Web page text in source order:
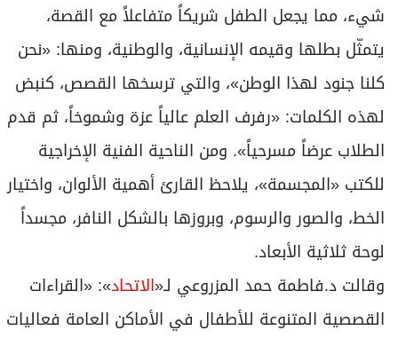
شيء، مما يجعل الطفل شريكاً متفاعلاً مع القصة،
يتمثّل بطلها وقيمه الإنسانية، والوطنية، ومنها: «نحن
كلنا جنود لهذا الوطن»، والتي ترسخها القصص، كنبض
لهذه الكلمات: «رفرف العلم عالياً عزة وشموخاً، ثم قدم
الطلاب عرضاً مسرحياً». ومن الناحية الفنية الإخراجية
للكتب «المجسمة»، يلاحظ القارئ أهمية الألوان، واختيار
الخط، والصور والرسوم، وبروزها بالشكل النافر، مجسداً
لوحة ثلاثية الأبعاد.
وقالت د.فاطمة حمد المزروعي لـ«الاتحاد»: «القراءات
القصصية المتنوعة للأطفال في الأماكن العامة فعاليات